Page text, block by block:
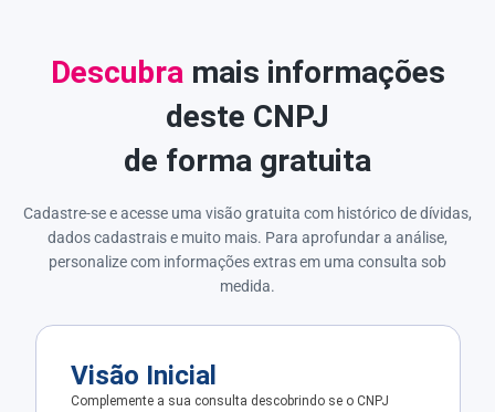
Descubra mais informações
deste CNPJ
de forma gratuita
Cadastre-se e acesse uma visão gratuita com histórico de dívidas,
dados cadastrais e muito mais. Para aprofundar a análise,
personalize com informações extras em uma consulta sob
medida.
Visão Inicial
Complemente a sua consulta descobrindo se o CNPJ